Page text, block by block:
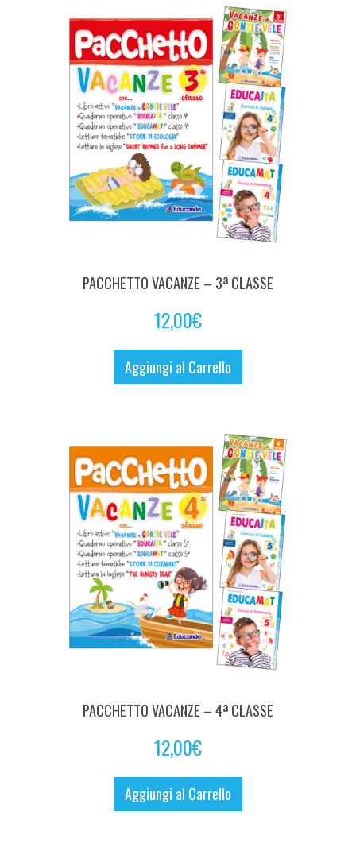
PACCHETTO VACANZE – 3ª CLASSE
12,00€
Aggiungi al Carrello
PACCHETTO VACANZE – 4ª CLASSE
12,00€
Aggiungi al Carrello